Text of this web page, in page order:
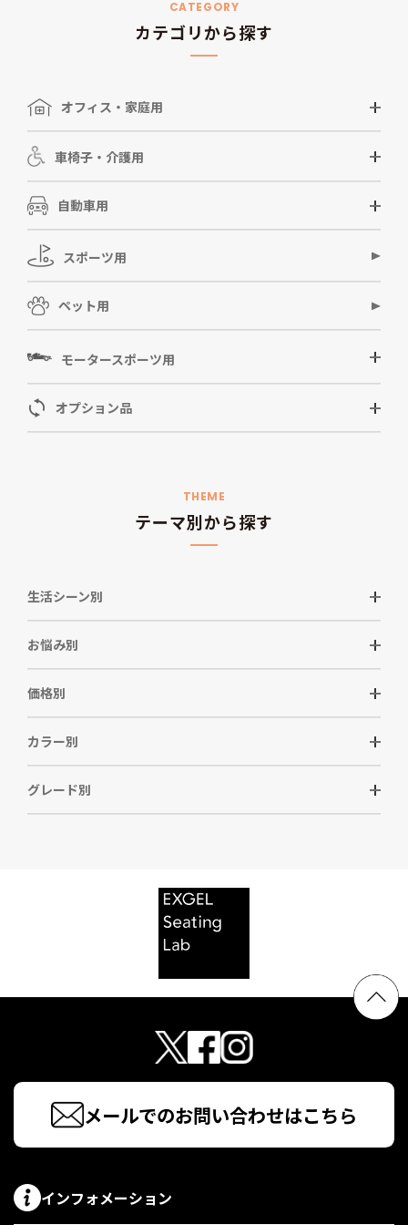
CATEGORY
カテゴリから探す
オフィス・家庭用
車椅子・介護用
自動車用
スポーツ用
ペット用
モータースポーツ用
オプション品
THEME
テーマ別から探す
生活シーン別
お悩み別
価格別
カラー別
グレード別
メールでのお問い合わせはこちら
インフォメーション